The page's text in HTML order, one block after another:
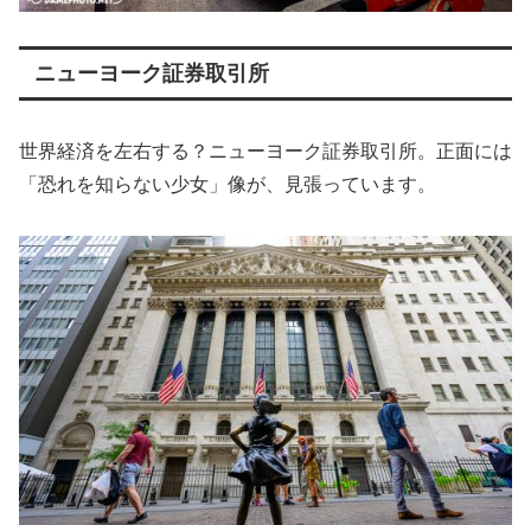
ニューヨーク証券取引所
世界経済を左右する？ニューヨーク証券取引所。正面には
「恐れを知らない少女」像が、見張っています。